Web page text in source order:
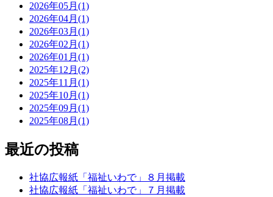
2026年05月(1)
2026年04月(1)
2026年03月(1)
2026年02月(1)
2026年01月(1)
2025年12月(2)
2025年11月(1)
2025年10月(1)
2025年09月(1)
2025年08月(1)
最近の投稿
社協広報紙「福祉いわで」８月掲載
社協広報紙「福祉いわで」７月掲載